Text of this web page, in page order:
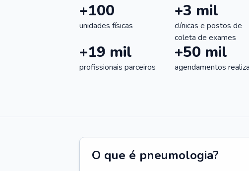
+100
unidades físicas
+3 mil
clínicas e postos de
coleta de exames
+19 mil
profissionais parceiros
+50 mil
agendamentos
O que é pneumologia?